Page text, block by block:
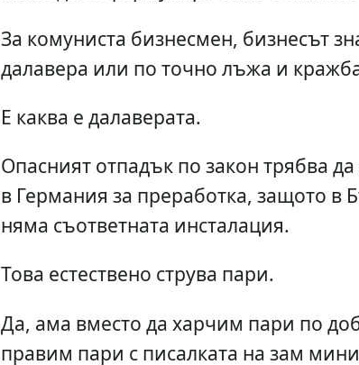
За комуниста бизнесмен, бизнесът
далавера или по точно лъжа и
Е каква е далаверата.
Опасният отпадък по закон трябва да
в Германия за преработка, защото в
няма съответната инсталация.
Това естествено струва пари.
Да, ама вместо да харчим пари по
правим пари с писалката на зам